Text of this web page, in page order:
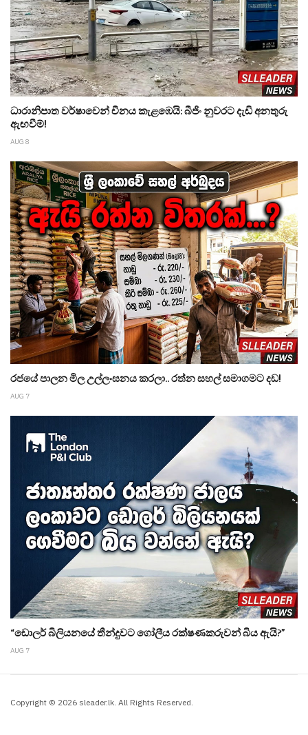
ධාරානිපාත වර්ෂාවෙන් චීනය කැළඹෙයි: බීජිං නුවරට දැඩි අනතුරු
ඇඟවීම්!
AUG 8
රජයේ පාලන මිල උල්ලංඝනය කරලා.. රත්න සහල් සමාගමට දඩ!
AUG 7
“ඩොලර් බිලියනයේ තීන්දුවට ගෝලීය රක්ෂණකරුවන් බිය ඇයි?”
AUG 7
Copyright © 2026 sleader.lk. All Rights Reserved.